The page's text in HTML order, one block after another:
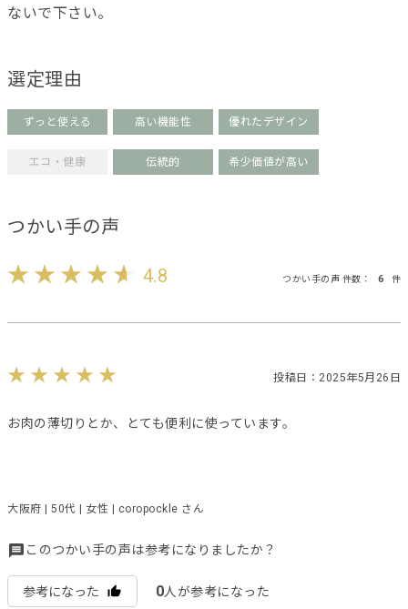
ないで下さい。
選定理由
ずっと使える 高い機能性 優れたデザイン
エコ・健康 伝統的 希少価値が高い
つかい手の声
4.8 つかい手の声 件数： 6 件
投稿日：2025年5月26日
お肉の薄切りとか、とても便利に使っています。
大阪府 | 50代 | 女性 | coropockle さん
このつかい手の声は参考になりましたか？
参考になった 0人が参考になった